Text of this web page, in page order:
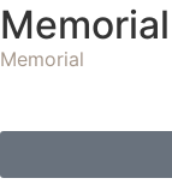
Memorial
Memorial